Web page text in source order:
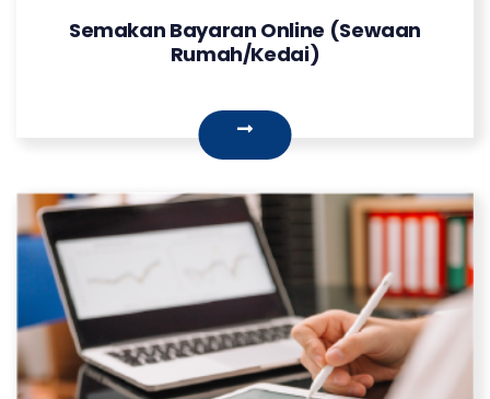
Semakan Bayaran Online (Sewaan
Rumah/Kedai)